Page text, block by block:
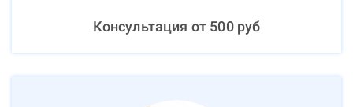
Консультация от 500руб